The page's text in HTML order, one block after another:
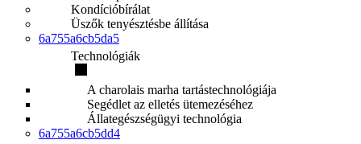
Kondícióbírálat
Üszők tenyésztésbe állítása
6a755a6cb5da5
Technológiák
A charolais marha tartástechnológiája
Segédlet az elletés ütemezéséhez
Állategészségügyi technológia
6a755a6cb5dd4